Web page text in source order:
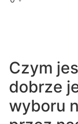
Czym
dobrze
wyboru